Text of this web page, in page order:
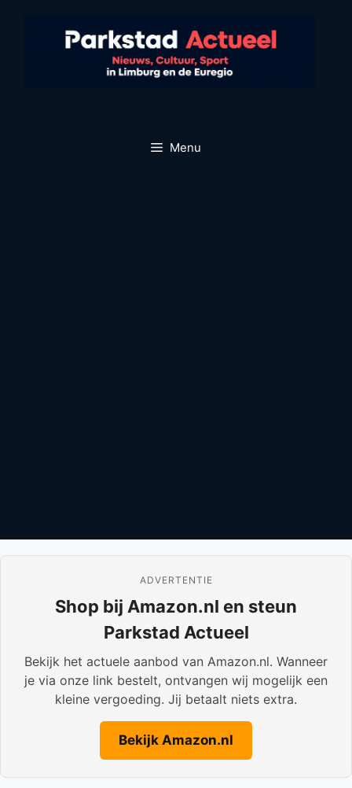
Menu
ADVERTENTIE
Shop bij Amazon.nl en steun
Parkstad Actueel
Bekijk het actuele aanbod van Amazon.nl. Wanneer
je via onze link bestelt, ontvangen wij mogelijk een
kleine vergoeding. Jij betaalt niets extra.
Bekijk Amazon.nl